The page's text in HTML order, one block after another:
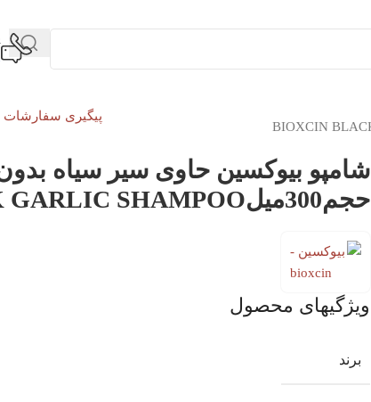
پیگیری سفارشات
شامپو بیوکسین حاوی سیر سیاه
حجم300میلBIOXCIN BLACK GARLIC SHAMPOO
ویژگیهای محصول
برند